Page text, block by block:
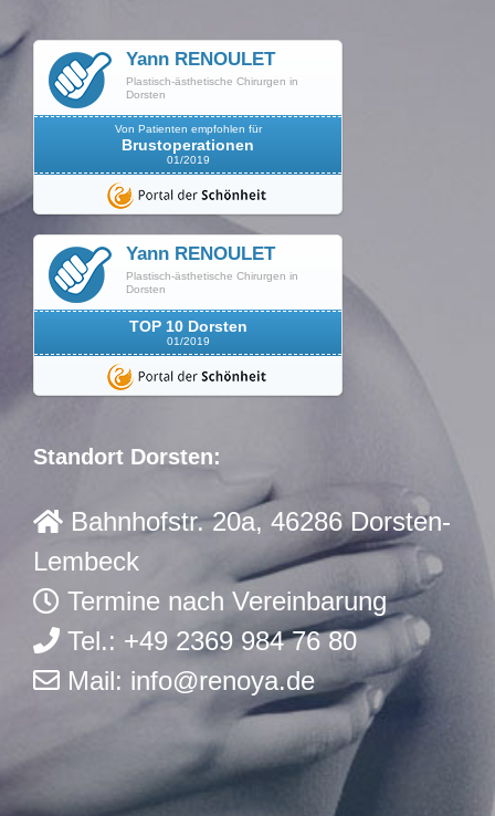
Yann RENOULET
Plastisch-ästhetische Chirurgen in
Dorsten
Von Patienten empfohlen für
Brustoperationen
01/2019
Yann RENOULET
Plastisch-ästhetische Chirurgen in
Dorsten
TOP 10 Dorsten
01/2019
Standort Dorsten:
Bahnhofstr. 20a, 46286 Dorsten-
Lembeck
Termine nach Vereinbarung
Tel.: +49 2369 984 76 80
Mail: info@renoya.de